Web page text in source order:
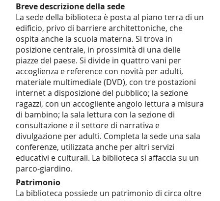
Breve descrizione della sede
La sede della biblioteca è posta al piano terra di un
edificio, privo di barriere architettoniche, che
ospita anche la scuola materna. Si trova in
posizione centrale, in prossimità di una delle
piazze del paese. Si divide in quattro vani per
accoglienza e reference con novità per adulti,
materiale multimediale (DVD), con tre postazioni
internet a disposizione del pubblico; la sezione
ragazzi, con un accogliente angolo lettura a misura
di bambino; la sala lettura con la sezione di
consultazione e il settore di narrativa e
divulgazione per adulti. Completa la sede una sala
conferenze, utilizzata anche per altri servizi
educativi e culturali. La biblioteca si affaccia su un
parco-giardino.
Patrimonio
La biblioteca possiede un patrimonio di circa oltre